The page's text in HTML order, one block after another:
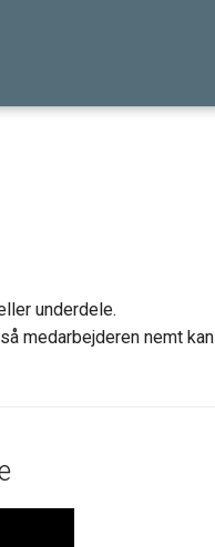
underdele.
medarbejderen nemt kan